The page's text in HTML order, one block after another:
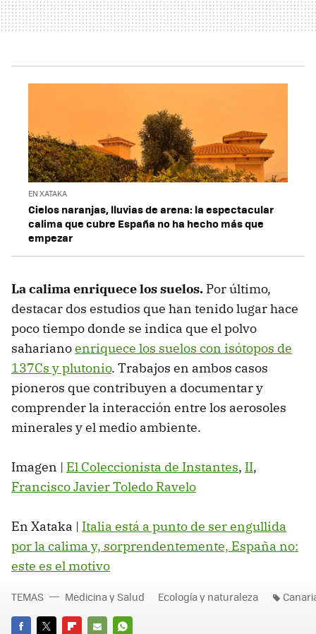
EN XATAKA
Cielos naranjas, lluvias de arena: la espectacular
calima que cubre España no ha hecho más que
empezar
La calima enriquece los suelos. Por último,
destacar dos estudios que han tenido lugar hace
poco tiempo donde se indica que el polvo
saharianoenriquece los suelos con isótopos de
137Cs y plutonio. Trabajos en ambos casos
pioneros que contribuyen a documentar y
comprender la interacción entre los aerosoles
minerales y el medio ambiente.
Imagen | El Coleccionista de Instantes, II,
Francisco Javier Toledo Ravelo
En Xataka | Italia está a punto de ser engullida
por la calima y, sorprendentemente, España no:
este es el motivo
TEMAS Medicina y Salud Ecología y naturaleza